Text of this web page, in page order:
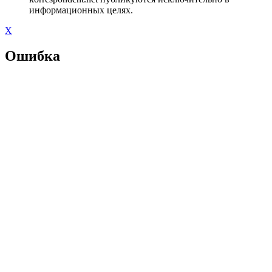
информационных целях.
X
Ошибка